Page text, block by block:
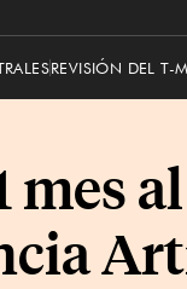
REVISIÓN DEL T-